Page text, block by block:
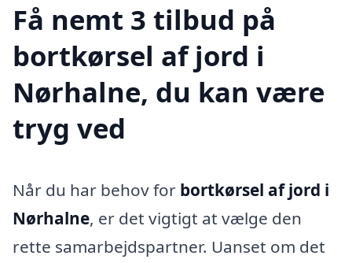
Få nemt 3 tilbud på
bortkørsel af jord i
Nørhalne, du kan være
tryg ved
Når du har behov for bortkørsel af jord i
Nørhalne, er det vigtigt at vælge den
rette samarbejdspartner. Uanset om det